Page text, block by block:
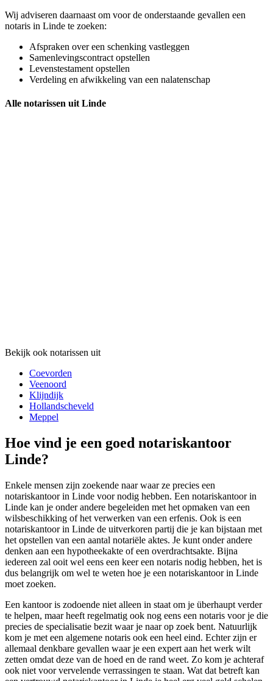
Wij adviseren daarnaast om voor de onderstaande gevallen een
notaris in Linde te zoeken:
Afspraken over een schenking vastleggen
Samenlevingscontract opstellen
Levenstestament opstellen
Verdeling en afwikkeling van een nalatenschap
Alle notarissen uit Linde
Bekijk ook notarissen uit
Coevorden
Veenoord
Klijndijk
Hollandscheveld
Meppel
Hoe vind je een goed notariskantoor
Linde?
Enkele mensen zijn zoekende naar waar ze precies een
notariskantoor in Linde voor nodig hebben. Een notariskantoor in
Linde kan je onder andere begeleiden met het opmaken van een
wilsbeschikking of het verwerken van een erfenis. Ook is een
notariskantoor in Linde de uitverkoren partij die je kan bijstaan met
het opstellen van een aantal notariële aktes. Je kunt onder andere
denken aan een hypotheekakte of een overdrachtsakte. Bijna
iedereen zal ooit wel eens een keer een notaris nodig hebben, het is
dus belangrijk om wel te weten hoe je een notariskantoor in Linde
moet zoeken.
Een kantoor is zodoende niet alleen in staat om je überhaupt verder
te helpen, maar heeft regelmatig ook nog eens een notaris voor je die
precies de specialisatie bezit waar je naar op zoek bent. Natuurlijk
kom je met een algemene notaris ook een heel eind. Echter zijn er
allemaal denkbare gevallen waar je een expert aan het werk wilt
zetten omdat deze van de hoed en de rand weet. Zo kom je achteraf
ook niet voor vervelende verrassingen te staan. Wat dat betreft kan